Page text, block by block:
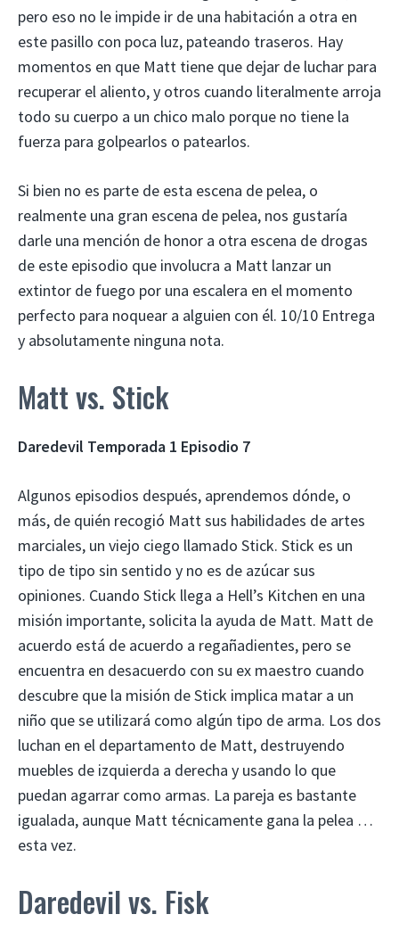
pero eso no le impide ir de una habitación a otra en
este pasillo con poca luz, pateando traseros. Hay
momentos en que Matt tiene que dejar de luchar para
recuperar el aliento, y otros cuando literalmente arroja
todo su cuerpo a un chico malo porque no tiene la
fuerza para golpearlos o patearlos.
Si bien no es parte de esta escena de pelea, o
realmente una gran escena de pelea, nos gustaría
darle una mención de honor a otra escena de drogas
de este episodio que involucra a Matt lanzar un
extintor de fuego por una escalera en el momento
perfecto para noquear a alguien con él. 10/10 Entrega
y absolutamente ninguna nota.
Matt vs. Stick
Daredevil Temporada 1 Episodio 7
Algunos episodios después, aprendemos dónde, o
más, de quién recogió Matt sus habilidades de artes
marciales, un viejo ciego llamado Stick. Stick es un
tipo de tipo sin sentido y no es de azúcar sus
opiniones. Cuando Stick llega a Hell’s Kitchen en una
misión importante, solicita la ayuda de Matt. Matt de
acuerdo está de acuerdo a regañadientes, pero se
encuentra en desacuerdo con su ex maestro cuando
descubre que la misión de Stick implica matar a un
niño que se utilizará como algún tipo de arma. Los dos
luchan en el departamento de Matt, destruyendo
muebles de izquierda a derecha y usando lo que
puedan agarrar como armas. La pareja es bastante
igualada, aunque Matt técnicamente gana la pelea …
esta vez.
Daredevil vs. Fisk